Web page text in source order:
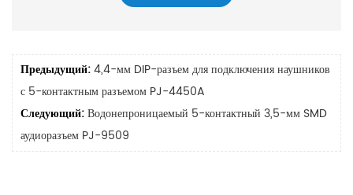
Предыдущий:4,4-мм DIP-разъем для подключения наушников
с 5-контактным разъемом PJ-4450A
Следующий:Водонепроницаемый 5-контактный 3,5-мм SMD
аудиоразъем PJ-9509